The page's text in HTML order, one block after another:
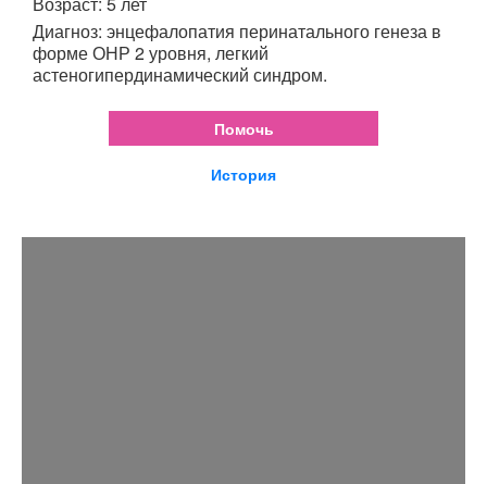
Диагноз: энцефалопатия перинатального генеза в
форме ОНР 2 уровня, легкий
астеногипердинамический синдром.
Помочь
История